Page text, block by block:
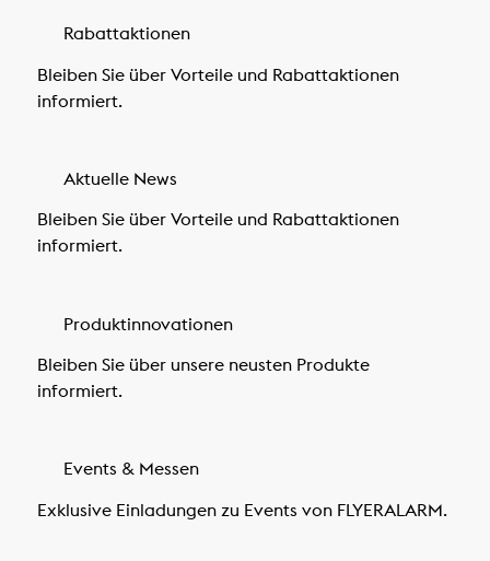
Rabattaktionen
Bleiben Sie über Vorteile und Rabattaktionen
informiert.
Aktuelle News
Bleiben Sie über Vorteile und Rabattaktionen
informiert.
Produktinnovationen
Bleiben Sie über unsere neusten Produkte
informiert.
Events & Messen
Exklusive Einladungen zu Events von FLYERALARM.